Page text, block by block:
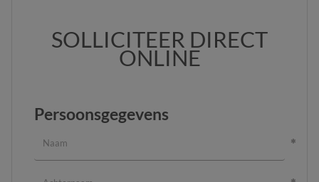
SOLLICITEER DIRECT
ONLINE
Persoonsgegevens